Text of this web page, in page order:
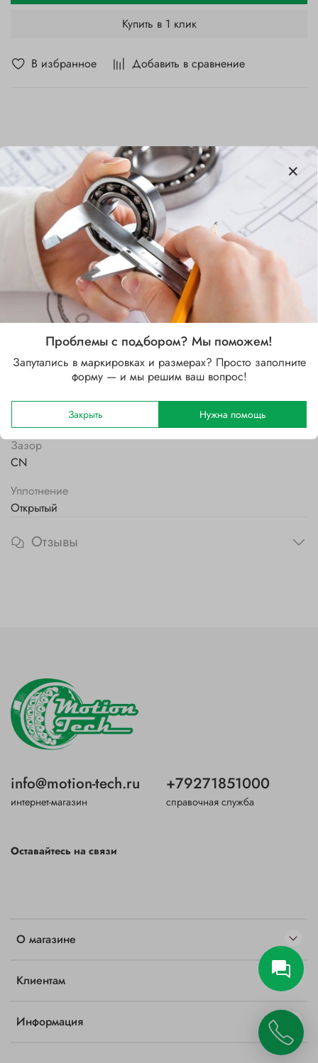
В избранное Добавить в сравнение
Купить в 1 клик
Характеристики
Бренд
Внутренний диаметр d, мм
Наружный диаметр D, мм
170
Ширина B, мм
43
Сепаратор
Зазор
CN
Уплотнение
Открытый
Отзывы
О магазине
Клиентам
Информация
info@motion-tech.ru
интернет-магазин
+79271851000
справочная служба
Оставайтесь на связи
Проблемы с подбором? Мы поможем!
Запутались в маркировках и размерах? Просто заполните
форму — и мы решим ваш вопрос!
Закрыть Нужна помощь